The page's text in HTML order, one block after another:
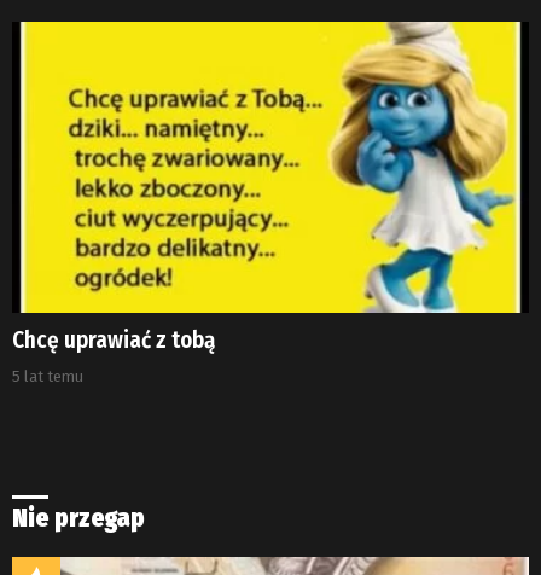
Chcę uprawiać z tobą
5 lat temu
Nie przegap